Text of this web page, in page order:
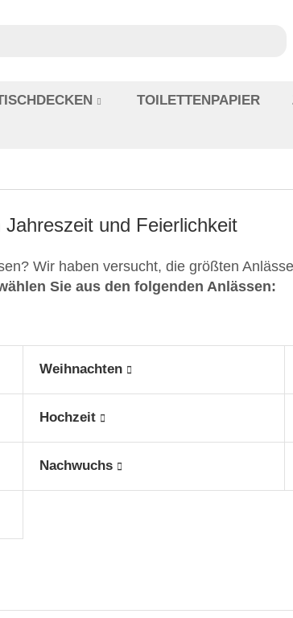
TOILETTENPAPIER
und Feierlichkeit
Wir haben versucht, die größten
Sie aus den folgenden Anlässen:
Weihnachten
Hochzeit
Nachwuchs